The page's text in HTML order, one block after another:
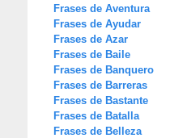
Frases de Aventura
Frases de Ayudar
Frases de Azar
Frases de Baile
Frases de Banquero
Frases de Barreras
Frases de Bastante
Frases de Batalla
Frases de Belleza